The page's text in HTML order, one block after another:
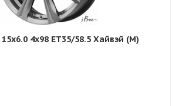
4x98 ET35/58.5 Хайвэй (М)